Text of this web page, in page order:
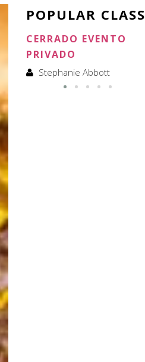
POPULAR CLASS
CERRADO EVENTO
PRIVADO
Stephanie Abbott